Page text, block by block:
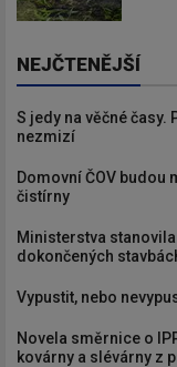
NEJČTENĚJŠÍ
S jedy na věčné časy.
nezmizí
Domovní ČOV budou
čistírny
Ministerstva
dokončených
Vypustit, nebo
Novela směrnice o
kovárny a slévárny z